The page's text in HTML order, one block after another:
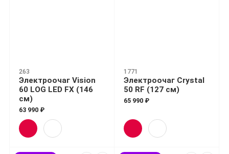
263
Электроочаг Vision
60 LOG LED FX (146
см)
63 990 ₽
1771
Электроочаг Crystal
50 RF (127 см)
65 990 ₽